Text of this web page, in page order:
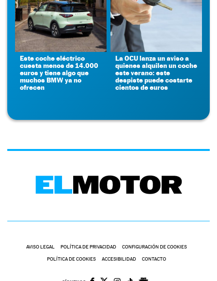
Este coche eléctrico
cuesta menos de 14.000
euros y tiene algo que
muchos BMW ya no
ofrecen
La OCU lanza un aviso a
quienes alquilen un coche
este verano: este
despiste puede costarte
cientos de euros
AVISO LEGAL POLÍTICA DE PRIVACIDAD CONFIGURACIÓN DE COOKIES
POLÍTICA DE COOKIES ACCESIBILIDAD CONTACTO